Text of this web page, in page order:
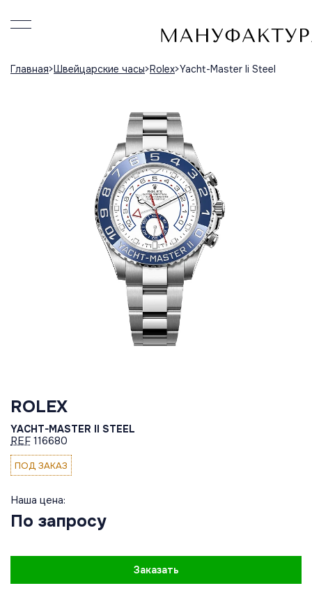
Главная Швейцарские часы Rolex Yacht-Master Ii Steel
ROLEX
YACHT-MASTER II STEEL
REF 116680
ПОД ЗАКАЗ
Наша цена:
По запросу
Заказать